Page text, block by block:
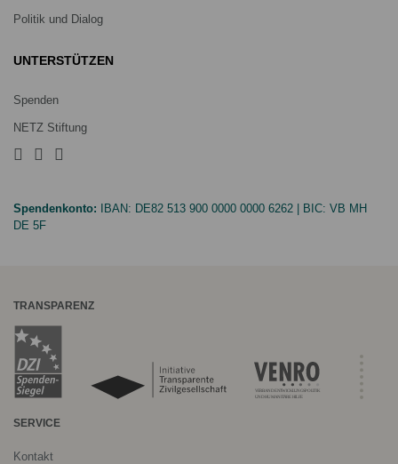
Politik und Dialog
UNTERSTÜTZEN
Spenden
NETZ Stiftung
Spendenkonto: IBAN: DE82 513 900 0000 0000 6262 | BIC: VB MH
DE 5F
TRANSPARENZ
SERVICE
Kontakt